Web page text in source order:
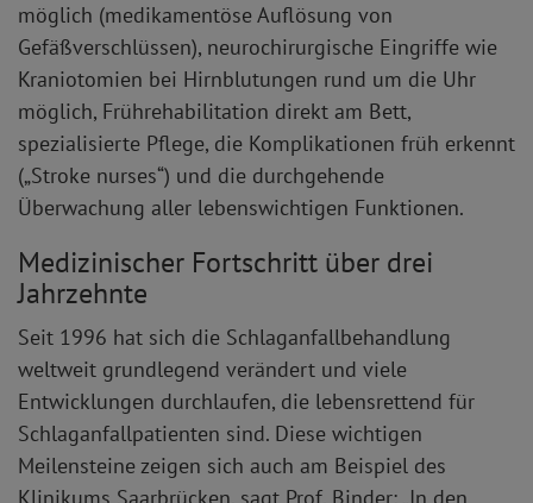
möglich (medikamentöse Auflösung von
Gefäßverschlüssen), neurochirurgische Eingriffe wie
Kraniotomien bei Hirnblutungen rund um die Uhr
möglich, Frührehabilitation direkt am Bett,
spezialisierte Pflege, die Komplikationen früh erkennt
(„Stroke nurses“) und die durchgehende
Überwachung aller lebenswichtigen Funktionen.
Medizinischer Fortschritt über drei
Jahrzehnte
Seit 1996 hat sich die Schlaganfallbehandlung
weltweit grundlegend verändert und viele
Entwicklungen durchlaufen, die lebensrettend für
Schlaganfallpatienten sind. Diese wichtigen
Meilensteine zeigen sich auch am Beispiel des